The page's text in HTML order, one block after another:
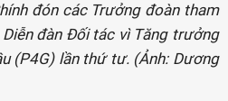
đón các Trưởng đoàn tham
đàn Đối tác vì Tăng trưởng
(P4G) lần thứ tư. (Ảnh: Dương